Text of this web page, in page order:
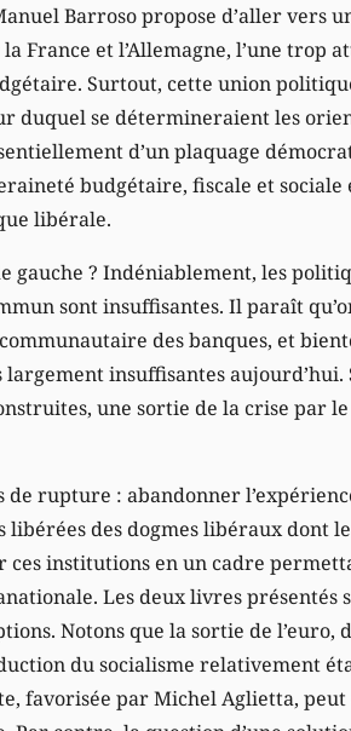
Barroso propose d’aller vers
France et l’Allemagne, l’une trop
Surtout, cette union
duquel se détermineraient les
d’un plaquage
budgétaire, fiscale et sociale
libérale.
gauche ? Indéniablement, les
sont insuffisantes. Il paraît
des banques, et
insuffisantes aujourd’hui.
une sortie de la crise par le
rupture : abandonner
libérées des dogmes libéraux dont
institutions en un cadre
Les deux livres présentés
Notons que la sortie de l’euro,
du socialisme relativement
favorisée par Michel Aglietta,